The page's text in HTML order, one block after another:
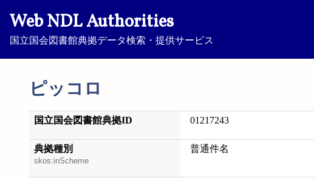
Web NDL Authorities
国立国会図書館典拠データ検索・提供サービス
ピッコロ
国立国会図書館典拠ID 01217243
典拠種別
skos:inScheme
普通件名